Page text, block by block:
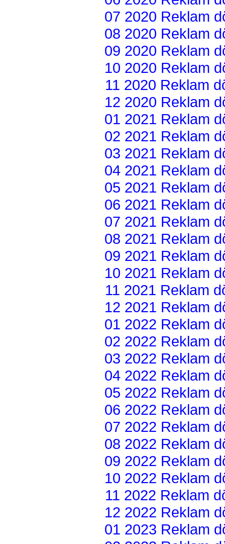
07 2020 Reklam
08 2020 Reklam
09 2020 Reklam
10 2020 Reklam
11 2020 Reklam
12 2020 Reklam
01 2021 Reklam
02 2021 Reklam
03 2021 Reklam
04 2021 Reklam
05 2021 Reklam
06 2021 Reklam
07 2021 Reklam
08 2021 Reklam
09 2021 Reklam
10 2021 Reklam
11 2021 Reklam
12 2021 Reklam
01 2022 Reklam
02 2022 Reklam
03 2022 Reklam
04 2022 Reklam
05 2022 Reklam
06 2022 Reklam
07 2022 Reklam
08 2022 Reklam
09 2022 Reklam
10 2022 Reklam
11 2022 Reklam
12 2022 Reklam
01 2023 Reklam